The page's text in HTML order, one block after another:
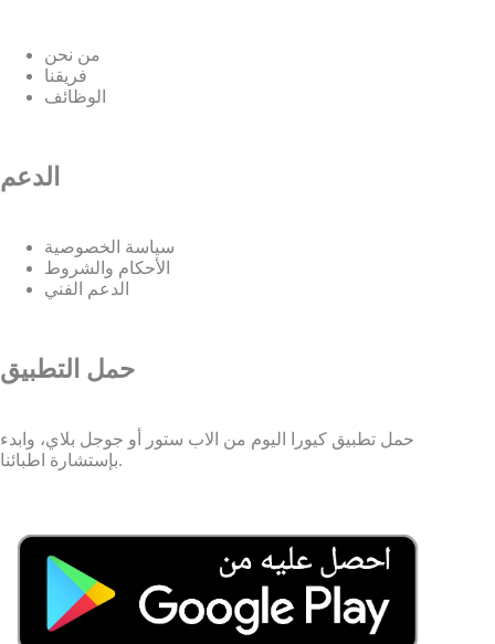
من نحن
فريقنا
الوظائف
الدعم
سياسة الخصوصية
الأحكام والشروط
الدعم الفني
حمل التطبيق
حمل تطبيق كيورا اليوم من الاب ستور أو جوجل بلاي، وابدء
بإستشارة اطبائنا.